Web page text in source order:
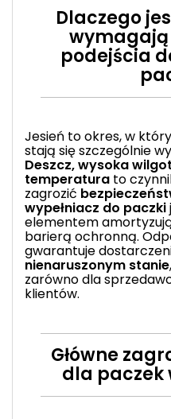
Dlaczego
podejścia
Jesień to okres, w
stają się szczególnie
Deszcz, wysoka
temperatura to
zagrozić
wypełniacz do paczki
elementem
barierą ochronną.
gwarantuje
nienaruszonym stanie
zarówno dla
klientów.
Główne
dla paczek